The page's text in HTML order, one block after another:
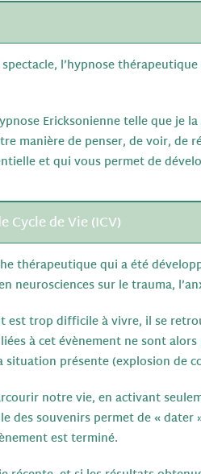
l’hypnose
Ericksonienne telle que je
manière de penser, de voir, de
et qui vous permet de
Cycle de Vie (ICV)
thérapeutique qui a été
neurosciences sur le trauma,
est trop difficile à vivre, il se
à cet évènement ne sont
situation présente (explosion de
notre vie, en activant
des souvenirs permet de «
est terminé.